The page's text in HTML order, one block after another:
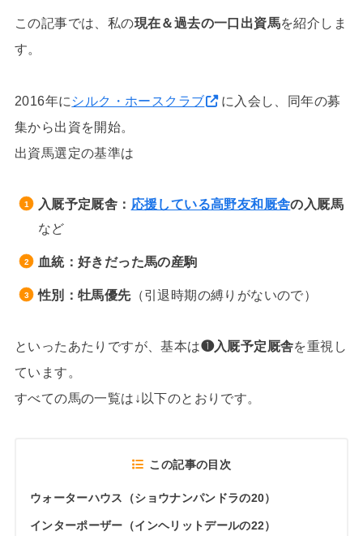
この記事では、私の現在＆過去の一口出資馬を紹介しま
す。
2016年に シルク・ホースクラブ
に入会し、同年の募
集から出資を開始。
出資馬選定の基準は
入厩予定厩舎： 応援している高野友和厩舎の入厩馬
など
血統：好きだった馬の産駒
性別：牡馬優先（引退時期の縛りがないので）
といったあたりですが、基本は❶入厩予定厩舎を重視し
ています。
すべての馬の一覧は↓以下のとおりです。
この記事の目次
ウォーターハウス（ショウナンパンドラの20）
インターポーザー（インヘリットデールの22）